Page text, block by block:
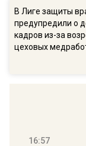
В Лиге защиты
предупредили о
кадров из-за
цеховых
16:57